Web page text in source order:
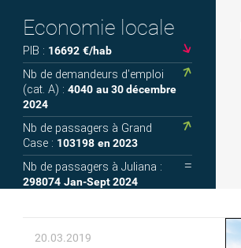
Economie locale
PIB : 16692 €/hab
Nb de demandeurs d'emploi
(cat. A) :4040 au 30 décembre
2024
Nb de passagers à Grand
Case : 103198 en 2023
Nb de passagers à Juliana :
298074 Jan-Sept 2024
20.03.2019